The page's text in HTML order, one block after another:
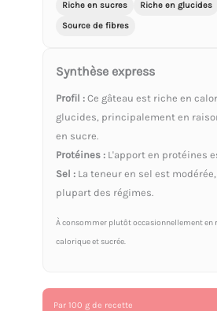
Riche en sucres Riche en glucides
Source de fibres
Synthèse express
Profil : Ce gâteau est riche en
glucides, principalement en
en sucre.
Protéines : L'apport en protéines
Sel : La teneur en sel est
plupart des régimes.
À consommer plutôt occasionnellement en
calorique et sucrée.
Par 100 g de recette